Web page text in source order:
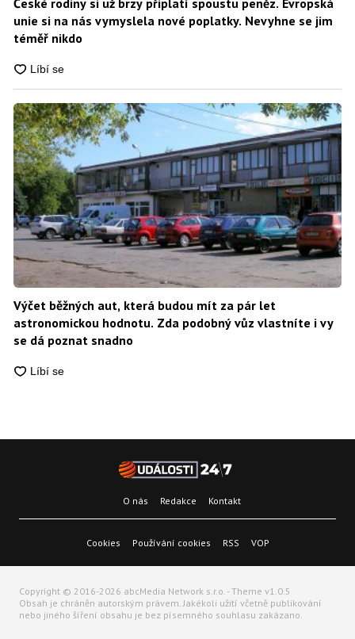
unie si na nás vymyslela nové poplatky. Nevyhne se jim
téměř nikdo
Výčet běžných aut, která budou mít za pár let
astronomickou hodnotu. Zda podobný vůz vlastníte i vy
se dá poznat snadno
O nás Redakce Kontakt
Cookies Používání cookies RSS VOP
Copyright © 2016-2026 abcMedia Network s.r.o. - Theme v1.0.5
Obsah je chráněn autorským právem. Jakékoli užití včetně publikování
nebo jiného šíření obsahu je bez písemného souhlasu zakázano.